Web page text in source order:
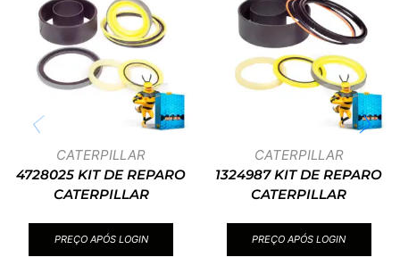
CATERPILLAR
4728025 KIT DE REPARO
CATERPILLAR
PREÇO APÓS LOGIN
CATERPILLAR
1324987 KIT DE REPARO
CATERPILLAR
PREÇO APÓS LOGIN